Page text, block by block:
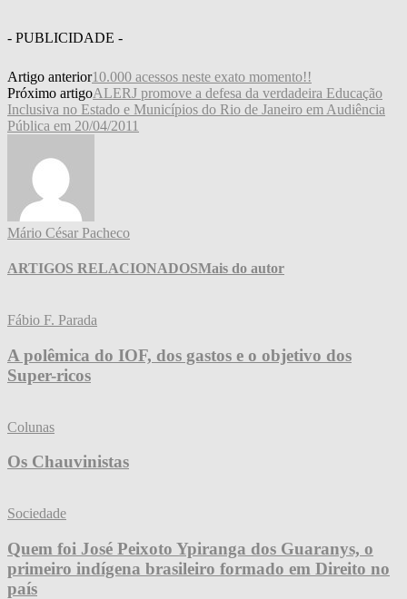
- PUBLICIDADE -
Artigo anterior10.000 acessos neste exato momento!!
Próximo artigoALERJ promove a defesa da verdadeira Educação
Inclusiva no Estado e Municípios do Rio de Janeiro em Audiência
Pública em 20/04/2011
Mário César Pacheco
ARTIGOS RELACIONADOSMais do autor
Fábio F. Parada
A polêmica do IOF, dos gastos e o objetivo dos
Super-ricos
Colunas
Os Chauvinistas
Sociedade
Quem foi José Peixoto Ypiranga dos Guaranys, o
primeiro indígena brasileiro formado em Direito no
país